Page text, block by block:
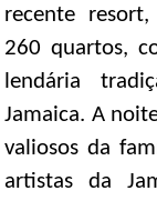
recente
260 quartos,
lendária
Jamaica. A
valiosos da
artistas da